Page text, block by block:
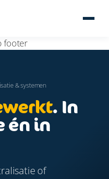
footer
& systemen
. In
én in
of